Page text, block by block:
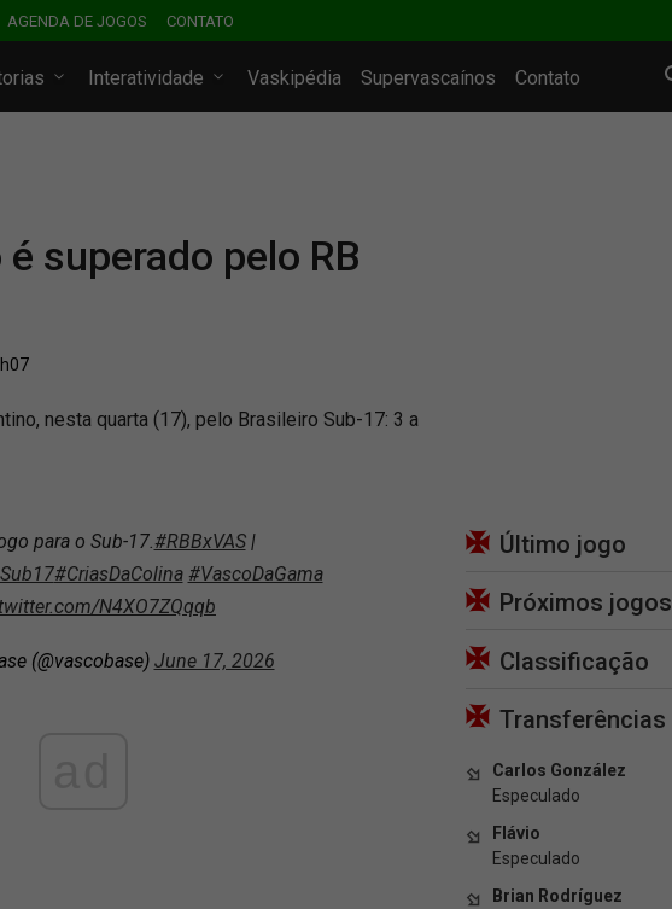
AGENDA DE JOGOS CONTATO
Interatividade Vaskipédia Supervascaínos Contato
superado pelo RB
nesta quarta (17), pelo Brasileiro Sub-17: 3 a
para o Sub-17.#RBBxVAS|
#CriasDaColina #VascoDaGama
N4XO7ZQqqb
(@vascobase) June 17, 2026
Último jogo
Próximos jogos
Classificação
Transferências
Carlos González
Especulado
Flávio
Especulado
Brian Rodríguez